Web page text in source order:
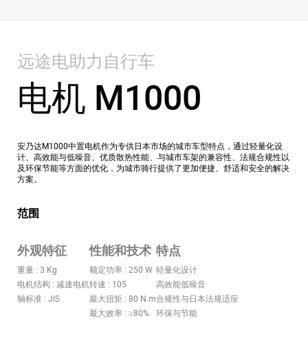
远途电助力自行车
电机 M1000
安乃达M1000中置电机作为专供日本市场的城市车型特点，通过轻量化设
计、高效能与低噪音、优质散热性能、与城市车架的兼容性、法规合规性以
及环保节能等方面的优化，为城市骑行提供了更加便捷、舒适和安全的解决
方案。
范围
外观特征
重量 : 3 Kg
电机结构 : 减速电机
轴标准 : JIS
性能和技术
额定功率 : 250 W
转速 : 105
最大扭矩 : 80 N.m
最大效率 : ≥80%
特点
轻量化设计
高效能低噪音
合规性与日本法规适应
环保与节能